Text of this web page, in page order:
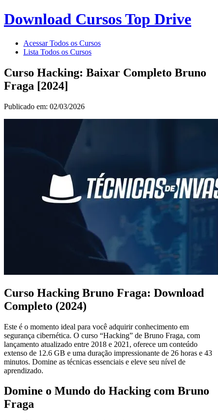
Download Cursos Top Drive
Acessar Todos os Cursos
Lista Todos os Cursos
Curso Hacking: Baixar Completo Bruno
Fraga [2024]
Publicado em: 02/03/2026
Curso Hacking Bruno Fraga: Download
Completo (2024)
Este é o momento ideal para você adquirir conhecimento em
segurança cibernética. O curso “Hacking” de Bruno Fraga, com
lançamento atualizado entre 2018 e 2021, oferece um conteúdo
extenso de 12.6 GB e uma duração impressionante de 26 horas e 43
minutos. Domine as técnicas essenciais e eleve seu nível de
aprendizado.
Domine o Mundo do Hacking com Bruno
Fraga